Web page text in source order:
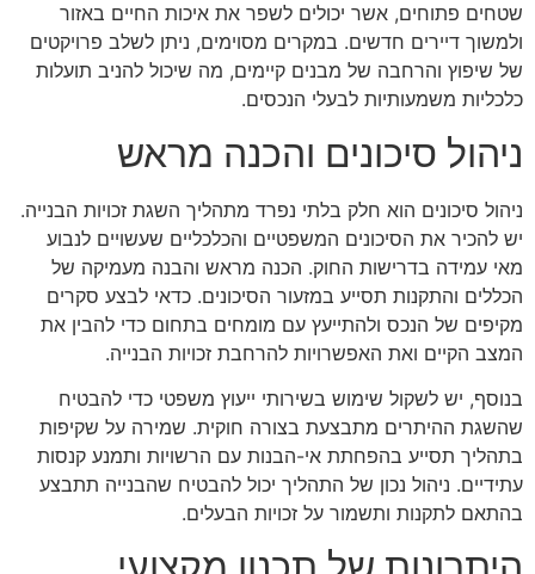
שטחים פתוחים, אשר יכולים לשפר את איכות החיים באזור
ולמשוך דיירים חדשים. במקרים מסוימים, ניתן לשלב פרויקטים
של שיפוץ והרחבה של מבנים קיימים, מה שיכול להניב תועלות
כלכליות משמעותיות לבעלי הנכסים.
ניהול סיכונים והכנה מראש
ניהול סיכונים הוא חלק בלתי נפרד מתהליך השגת זכויות הבנייה.
יש להכיר את הסיכונים המשפטיים והכלכליים שעשויים לנבוע
מאי עמידה בדרישות החוק. הכנה מראש והבנה מעמיקה של
הכללים והתקנות תסייע במזעור הסיכונים. כדאי לבצע סקרים
מקיפים של הנכס ולהתייעץ עם מומחים בתחום כדי להבין את
המצב הקיים ואת האפשרויות להרחבת זכויות הבנייה.
בנוסף, יש לשקול שימוש בשירותי ייעוץ משפטי כדי להבטיח
שהשגת ההיתרים מתבצעת בצורה חוקית. שמירה על שקיפות
בתהליך תסייע בהפחתת אי-הבנות עם הרשויות ותמנע קנסות
עתידיים. ניהול נכון של התהליך יכול להבטיח שהבנייה תתבצע
בהתאם לתקנות ותשמור על זכויות הבעלים.